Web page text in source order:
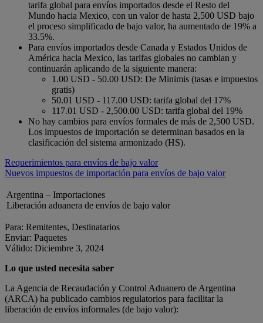
tarifa global para envíos importados desde el Resto del
Mundo hacia Mexico, con un valor de hasta 2,500 USD bajo
el proceso simplificado de bajo valor, ha aumentado de 19% a
33.5%.
Para envíos importados desde Canada y Estados Unidos de
América hacia Mexico, las tarifas globales no cambian y
continuarán aplicando de la siguiente manera:
1.00 USD - 50.00 USD: De Minimis (tasas e impuestos
gratis)
50.01 USD - 117.00 USD: tarifa global del 17%
117.01 USD - 2,500.00 USD: tarifa global del 19%
No hay cambios para envíos formales de más de 2,500 USD.
Los impuestos de importación se determinan basados en la
clasificación del sistema armonizado (HS).
Requerimientos para envíos de bajo valor
Nuevos impuestos de importación para envíos de bajo valor
Argentina – Importaciones
Liberación aduanera de envíos de bajo valor
Para: Remitentes, Destinatarios
Enviar: Paquetes
Válido: Diciembre 3, 2024
Lo que usted necesita saber
La Agencia de Recaudación y Control Aduanero de Argentina
(ARCA) ha publicado cambios regulatorios para facilitar la
liberación de envíos informales (de bajo valor):